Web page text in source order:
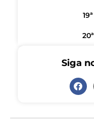
Siga